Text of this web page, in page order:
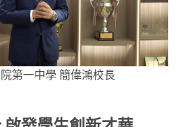
第一中學 簡偉鴻校長